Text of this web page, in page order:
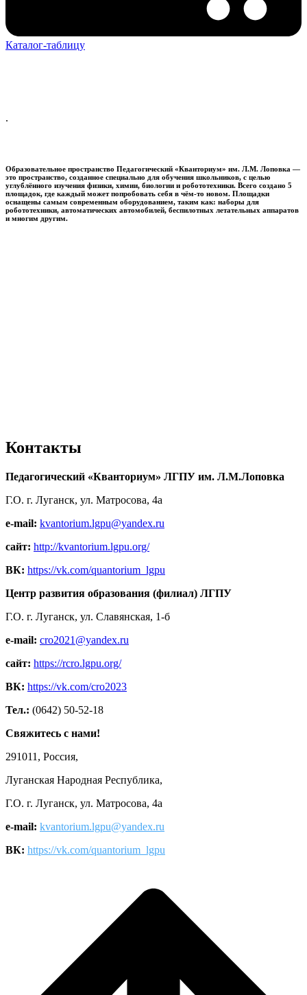
Каталог-таблицу
.
Образовательное пространство Педагогический «Кванториум» им. Л.М. Лоповка —
это пространство, созданное специально для обучения школьников, с целью
углублённого изучения физики, химии, биологии и робототехники. Всего создано 5
площадок, где каждый может попробовать себя в чём-то новом. Площадки
оснащены самым современным оборудованием, таким как: наборы для
робототехники, автоматических автомобилей, беспилотных летательных аппаратов
и многим другим.
Контакты
Педагогический «Кванториум» ЛГПУ им. Л.М.Лоповка
Г.О. г. Луганск, ул. Матросова, 4а
e-mail: kvantorium.lgpu@yandex.ru
сайт: http://kvantorium.lgpu.org/
ВК: https://vk.com/quantorium_lgpu
Центр развития образования (филиал) ЛГПУ
Г.О. г. Луганск, ул. Славянская, 1-б
e-mail: cro2021@yandex.ru
сайт: https://rcro.lgpu.org/
ВК: https://vk.com/cro2023
Тел.: (0642) 50-52-18
Свяжитесь с нами!
291011, Россия,
Луганская Народная Республика,
Г.О. г. Луганск, ул. Матросова, 4а
e-mail: kvantorium.lgpu@yandex.ru
ВК: https://vk.com/quantorium_lgpu